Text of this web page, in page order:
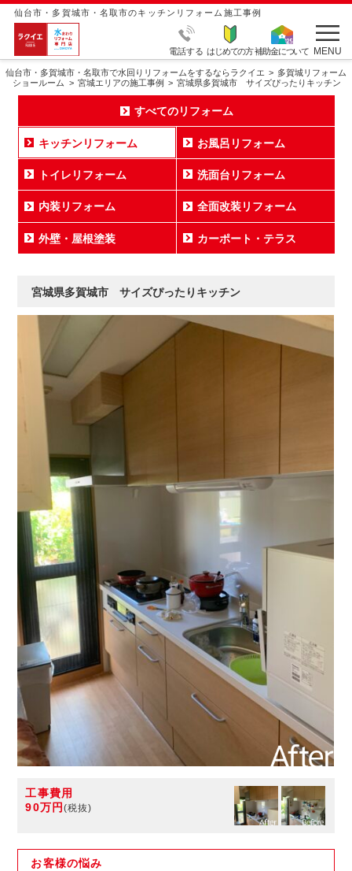
仙台市・多賀城市・名取市のキッチンリフォーム施工事例
電話する はじめての方補助金について MENU
仙台市・多賀城市・名取市で水回りリフォームをするならラクイエ
多賀城リフォーム
ショールーム
宮城エリアの施工事例 宮城県多賀城市 サイズぴったりキッチン
すべてのリフォーム
キッチンリフォーム お風呂リフォーム
トイレリフォーム 洗面台リフォーム
内装リフォーム 全面改装リフォーム
外壁・屋根塗装 カーポート・テラス
宮城県多賀城市 サイズぴったりキッチン
工事費用
90万円 (税抜)
お客様の悩み